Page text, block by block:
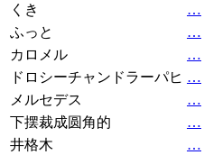
くき
…
ふっと
…
カロメル
…
ドロシーチャンドラーパヒ …
メルセデス
…
下摆裁成圆角的
…
井格木
…